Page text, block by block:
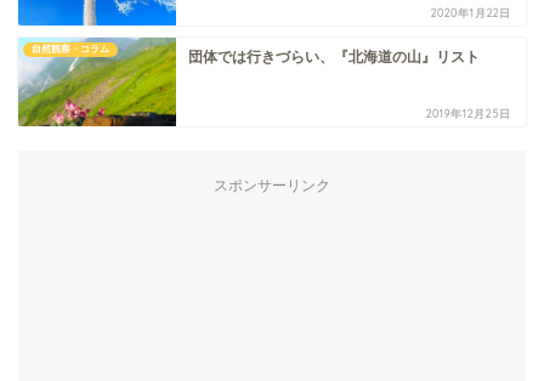
2020年1月22日
自然観察・コラム 団体では行きづらい、『北海道の山』リスト
2019年12月25日
スポンサーリンク